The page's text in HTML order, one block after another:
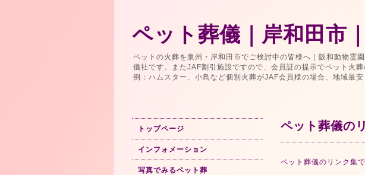
ペット葬儀｜岸和田市
ペットの火葬を泉州・岸和田市でご検討中の皆様へ｜阪和動物霊
儀社です。またJAF割引施設ですので、会員証の提示でペット火葬
例：ハムスター、小鳥など個別火葬がJAF会員様の場合、地域最
ペット葬儀の
ペット葬儀のリンク集で
トップページ
インフォメーション
写真でみるペット葬